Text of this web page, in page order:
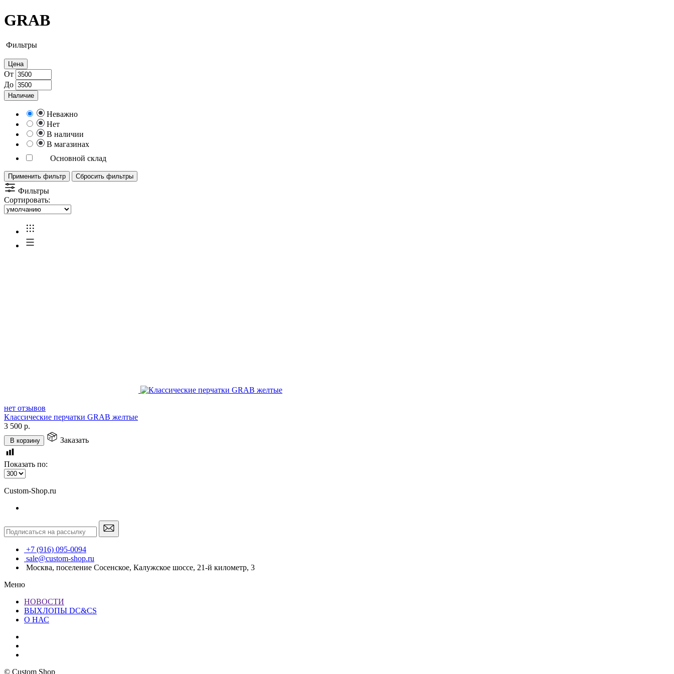
GRAB
Фильтры
Цена
От
До
Наличие
Неважно
Нет
В наличии
В магазинах
Основной склад
Применить фильтр Сбросить фильтры
Фильтры
Сортировать:
нет отзывов
Классические перчатки GRAB желтые
3 500 р.
В корзину Заказать
Показать по:
Custom-Shop.ru
+7 (916) 095-0094
sale@custom-shop.ru
Москва, поселение Сосенское, Калужское шоссе, 21-й километр, 3
Меню
НОВОСТИ
ВЫХЛОПЫ DC&CS
О НАС
© Custom Shop